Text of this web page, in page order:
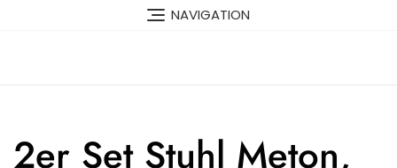
NAVIGATION
2er Set Stuhl Meton,